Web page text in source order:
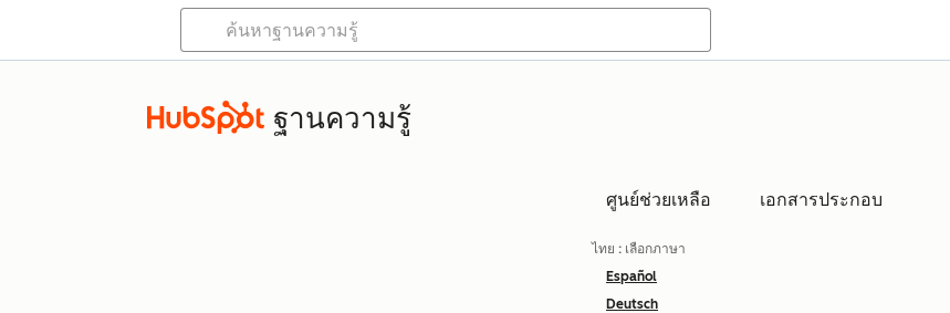
ฐานความรู้
ศูนย์ช่วยเหลือ เอกสารประกอบ
ไทย : เลือกภาษา
Español
Deutsch